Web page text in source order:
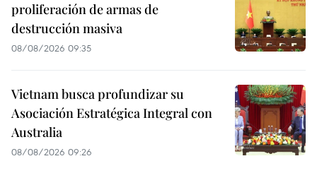
proliferación de armas de
destrucción masiva
08/08/2026 09:35
Vietnam busca profundizar su
Asociación Estratégica Integral con
Australia
08/08/2026 09:26